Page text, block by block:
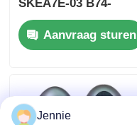
Thuis
Videos
SKEA7E-03 B74-
H6261-02 662F-
SKEA7D03
Aanvraag sturen
Jennie